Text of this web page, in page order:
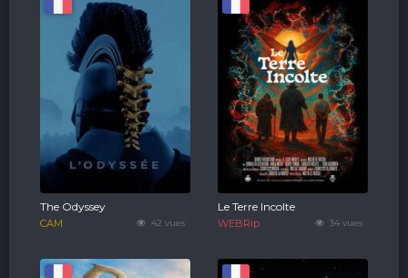
42 vues
The Odyssey
CAM 34 vues
Le Terre Incolte
WEBRip